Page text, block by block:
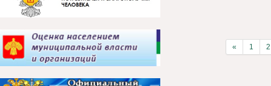
« 1 2